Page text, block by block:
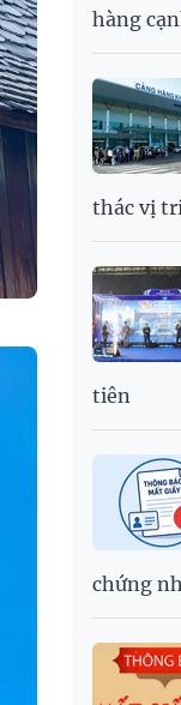
SGD
USD
hàng
thác vị
tiên
chứng